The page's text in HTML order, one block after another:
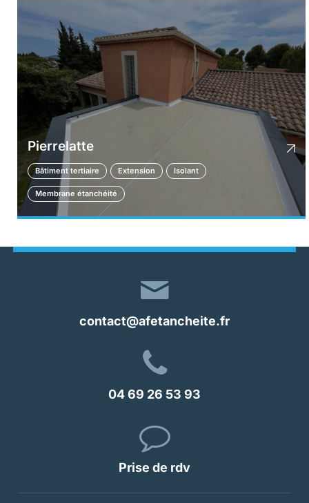
Pierrelatte
Bâtiment tertiaire Extension Isolant
Membrane étanchéité
contact@afetancheite.fr
04 69 26 53 93
Prise de rdv